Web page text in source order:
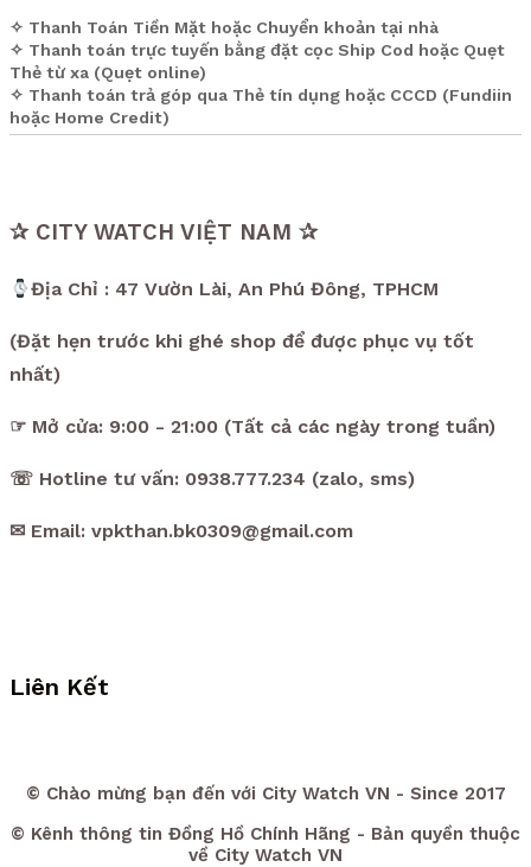
✧ Thanh Toán Tiền Mặt hoặc Chuyển khoản tại nhà
✧ Thanh toán trực tuyến bằng đặt cọc Ship Cod hoặc Quẹt
Thẻ từ xa (Quẹt online)
✧ Thanh toán trả góp qua Thẻ tín dụng hoặc CCCD (Fundiin
hoặc Home Credit)
✰ CITY WATCH VIỆT NAM ✰
Địa Chỉ : 47 Vườn Lài, An Phú Đông, TPHCM
(Đặt hẹn trước khi ghé shop để được phục vụ tốt
nhất)
☞ Mở cửa: 9:00 - 21:00 (Tất cả các ngày trong tuần)
☏ Hotline tư vấn: 0938.777.234 (zalo, sms)
✉ Email: vpkthan.bk0309@gmail.com
Liên Kết
© Chào mừng bạn đến với City Watch VN - Since 2017
© Kênh thông tin Đồng Hồ Chính Hãng - Bản quyền thuộc
về City Watch VN